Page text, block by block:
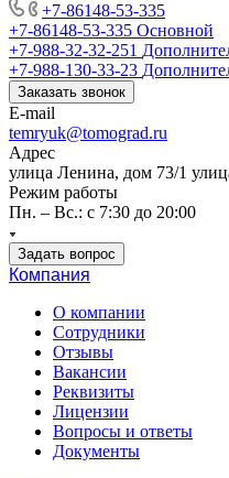
+7-86148-53-335
+7-86148-53-335 Основной
+7-988-32-32-251
+7-988-130-33-23
Заказать звонок
E-mail
temryuk@tomograd.ru
Адрес
улица Ленина, дом 73/1
Режим работы
Пн. – Вс.: с 7:30 до 20:00
Задать вопрос
Компания
О компании
Сотрудники
Отзывы
Вакансии
Реквизиты
Лицензии
Вопросы и ответы
Документы